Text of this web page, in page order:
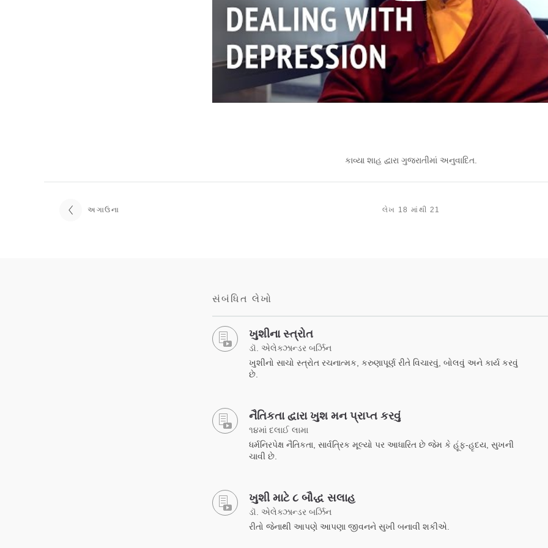
કાવ્યા શાહ દ્વારા ગુજરાતીમાં અનુવાદિત.
અગાઉના લેખ 18 માંથી 21
સંબંધિત લેખો
ખુશીના સ્ત્રોત
ડૉ. એલેક્ઝાન્ડર બર્ઝિન
ખુશીનો સાચો સ્ત્રોત રચનાત્મક, કરુણાપૂર્ણ રીતે વિચારવું, બોલવું અને કાર્ય કરવું
છે.
નૈતિકતા દ્વારા ખુશ મન પ્રાપ્ત કરવું
૧૪માં દલાઈ લામા
ધર્મનિરપેક્ષ નૈતિકતા, સાર્વત્રિક મૂલ્યો પર આધારિત છે જેમ કે હૂંફ-હૃદય, સુખની
ચાવી છે.
ખુશી માટે ૮ બૌદ્ધ સલાહ
ડૉ. એલેક્ઝાન્ડર બર્ઝિન
રીતો જેનાથી આપણે આપણા જીવનને સુખી બનાવી શકીએ.